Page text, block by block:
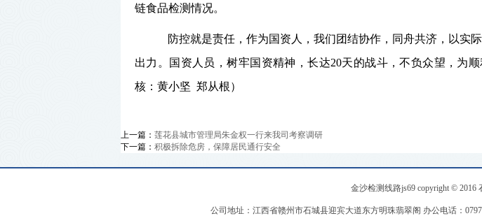
链食品检测情况。
防控就是责任，作为国资人 ， 我们团结协作，同舟共济，以实
出力 。
国资人员，树牢国资精神，长达20天的战斗，不负众望，为
核：黄小坚 郑从根）
上一篇： 莲花县城市管理局朱金权一行来我司考察调研
下一篇： 积极拆除危房，保障居民通行安全
金沙检测线路js69 copyright © 2016
公司地址：江西省赣州市石城县迎宾大道东方明珠翡翠阁 办公电话：